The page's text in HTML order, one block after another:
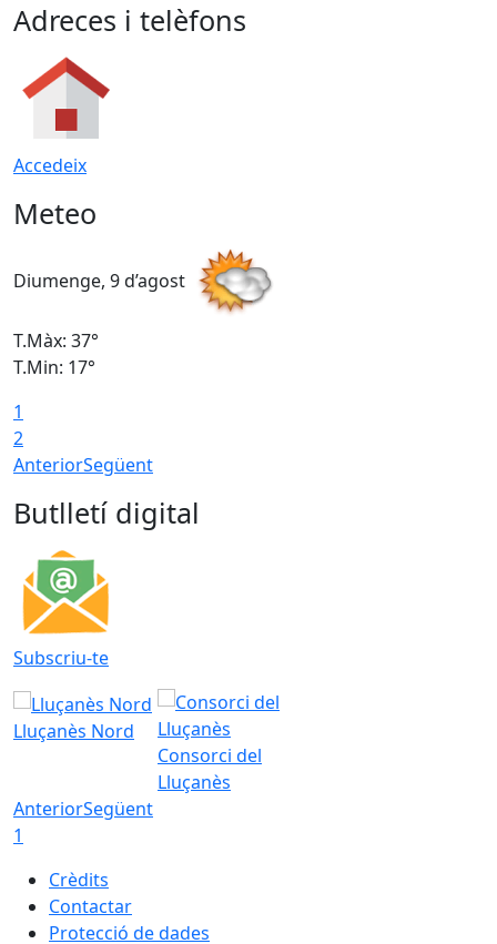
Adreces i telèfons
Accedeix
Meteo
Diumenge, 9 d’agost
T.Màx: 37°
T.Min: 17°
1
2
AnteriorSegüent
Butlletí digital
Subscriu-te
Lluçanès Nord
Consorci del
Lluçanès
AnteriorSegüent
1
Crèdits
Contactar
Protecció de dades